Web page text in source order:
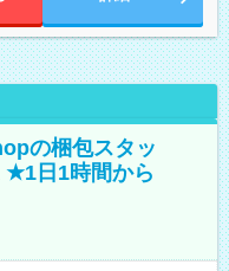
の梱包スタッ
日1時間から